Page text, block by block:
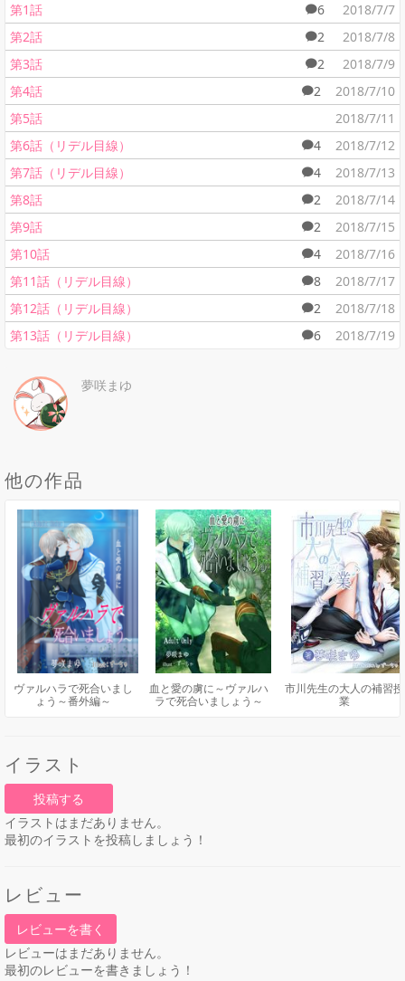
第1話
6
2018/7/7
第2話
2
2018/7/8
第3話
2
2018/7/9
第4話
2
2018/7/10
第5話
2018/7/11
第6話（リデル目線）
4
2018/7/12
第7話（リデル目線）
4
2018/7/13
第8話
2
2018/7/14
第9話
2
2018/7/15
第10話
4
2018/7/16
第11話（リデル目線）
8
2018/7/17
第12話（リデル目線）
2
2018/7/18
第13話（リデル目線）
6 2018/7/19
夢咲まゆ
他の作品
ヴァルハラで死合いまし
ょう～番外編～
血と愛の虜に～ヴァルハ
ラで死合いましょう～
市川先生の大人の補習授
業
イラスト
投稿する
イラストはまだありません。
最初のイラストを投稿しましょう！
レビュー
レビューを書く
レビューはまだありません。
最初のレビューを書きましょう！